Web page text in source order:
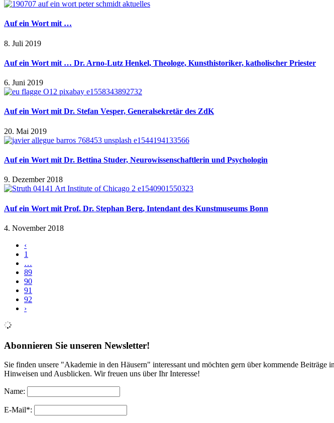
Auf ein Wort mit …
8. Juli 2019
Auf ein Wort mit … Dr. Arno-Lutz Henkel, Theologe, Kunsthistoriker, katholischer Priester
6. Juni 2019
Auf ein Wort mit Dr. Stefan Vesper, Generalsekretär des ZdK
20. Mai 2019
Auf ein Wort mit Dr. Bettina Studer, Neurowissenschaftlerin und Psychologin
9. Dezember 2018
Auf ein Wort mit Prof. Dr. Stephan Berg, Intendant des Kunstmuseums Bonn
4. November 2018
‹
1
…
89
90
91
92
›
Abonnieren Sie unseren Newsletter!
Sie finden unsere "Akademie in den Häusern" interessant und möchten gern über kommende
Hinweisen und Ausblicken. Wir freuen uns über Ihr Interesse!
Name:
E-Mail*: